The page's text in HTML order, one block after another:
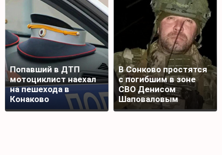
Попавший в ДТП
мотоциклист наехал
на пешехода в
Конаково
В Сонково простятся
с погибшим в зоне
СВО Денисом
Шаповаловым